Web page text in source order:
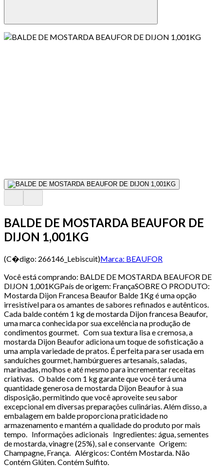
BALDE DE MOSTARDA BEAUFOR DE
DIJON 1,001KG
(C�digo: 266146_Lebiscuit)Marca: BEAUFOR
Você está comprando: BALDE DE MOSTARDA BEAUFOR DE
DIJON 1,001KGPaís de origem: FrançaSOBRE O PRODUTO:
Mostarda Dijon Francesa Beaufor Balde 1Kg é uma opção
irresistível para os amantes de sabores refinados e autênticos.
Cada balde contém 1 kg de mostarda Dijon francesa Beaufor,
uma marca conhecida por sua excelência na produção de
condimentos gourmet. Com sua textura lisa e cremosa, a
mostarda Dijon Beaufor adiciona um toque de sofisticação a
uma ampla variedade de pratos. É perfeita para ser usada em
sanduíches gourmet, hambúrgueres artesanais, saladas,
marinadas, molhos e até mesmo para incrementar receitas
criativas. O balde com 1 kg garante que você terá uma
quantidade generosa de mostarda Dijon Beaufor à sua
disposição, permitindo que você aproveite seu sabor
excepcional em diversas preparações culinárias. Além disso, a
embalagem em balde proporciona praticidade no
armazenamento e mantém a qualidade do produto por mais
tempo. Informações adicionais Ingredientes: água, sementes
de mostarda, vinagre (25%), sal e conservante Origem:
Champagne, França. Alérgicos: Contém Mostarda. Não
Contém Glúten. Contém Sulfito.